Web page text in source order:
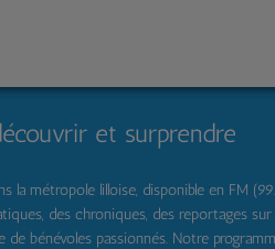
et surprendre
la métropole lilloise, disponible en FM
des chroniques, des reportages
bénévoles passionnés. Notre